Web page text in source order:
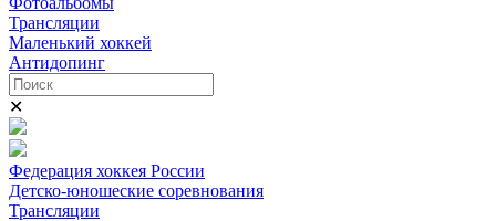
Трансляции
Маленький хоккей
Антидопинг
✕
Федерация хоккея России
Детско-юношеские соревнования
Трансляции